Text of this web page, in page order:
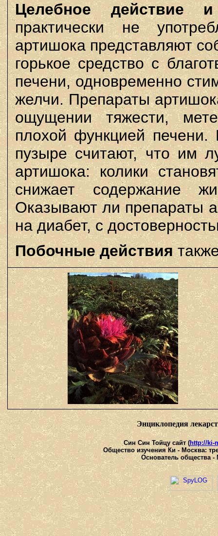
Целебное действие и
практически не
артишока представляют
горькое средство с
печени, одновременно
желчи. Препараты
ощущении тяжести,
плохой функцией
пузыре считают, что им
артишока: колики
снижает содержание
Оказывают ли препараты
на диабет, с
Побочные действия
Энциклопедия
Син Син Тойцу сайт (http://ki-
Общество изучения Ки - Москва:
Основатель общества -